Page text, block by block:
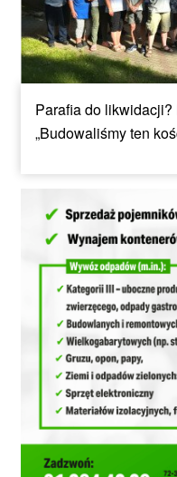
Parafia do
„Budowaliśmy ten